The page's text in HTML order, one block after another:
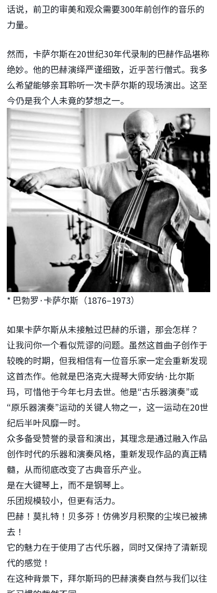
话说，前卫的审美和观众需要300年前创作的音乐的
力量。
然而，卡萨尔斯在20世纪30年代录制的巴赫作品堪称
绝妙。他的巴赫演绎严谨细致，近乎苦行僧式。我多
么希望能够亲耳聆听一次卡萨尔斯的现场演出。这至
今仍是我个人未竟的梦想之一。
* 巴勃罗·卡萨尔斯（1876–1973）
如果卡萨尔斯从未接触过巴赫的乐谱，那会怎样？
让我问你一个看似荒谬的问题。虽然这首曲子创作于
较晚的时期，但我相信有一位音乐家一定会重新发现
这首杰作。他就是巴洛克大提琴大师安纳·比尔斯
玛，可惜他于今年七月去世。他是“古乐器演奏”或
“原乐器演奏”运动的关键人物之一，这一运动在20世
纪后半叶风靡一时。
众多备受赞誉的录音和演出，其理念是通过融入作品
创作时代的乐器和演奏风格，重新发现作品的真正精
髓，从而彻底改变了古典音乐产业。
是在大键琴上，而不是钢琴上。
乐团规模较小，但更有活力。
巴赫！莫扎特！贝多芬！仿佛岁月积聚的尘埃已被拂
去！
它的魅力在于使用了古代乐器，同时又保持了清新现
代的感觉！
在这种背景下，拜尔斯玛的巴赫演奏自然与我们以往